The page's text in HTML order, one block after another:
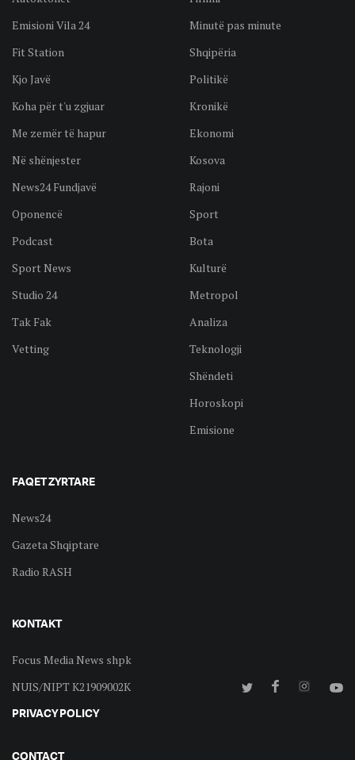
Emisioni Vila 24
Fit Station
Kjo Javë
Koha për t'u zgjuar
Me zemër të hapur
Në shënjester
News24 Fundjavë
Oponencë
Podcast
Sport News
Studio 24
Tak Fak
Vetting
Minutë pas minute
Shqipëria
Politikë
Kronikë
Ekonomi
Kosova
Rajoni
Sport
Bota
Kulturë
Metropol
Analiza
Teknologji
Shëndeti
Horoskopi
Emisione
FAQET ZYRTARE
News24
Gazeta Shqiptare
Radio RASH
KONTAKT
Focus Media News shpk
NUIS/NIPT K21909002K
PRIVACY POLICY
CONTACT